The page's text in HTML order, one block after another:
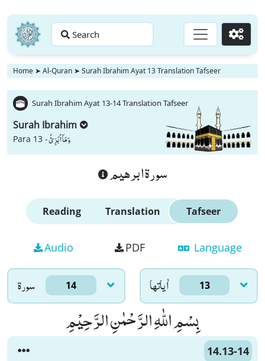
Search Go
Home ➤ Al-Quran ➤ Surah Ibrahim Ayat 13 Translation Tafseer
Surah Ibrahim Ayat 13-14 Translation Tafseer
Surah Ibrahim
Para 13 -وَ مَاۤ اُبَرِّئُ
سورة ابرهيم
Reading Translation Tafseer
Audio PDF Language
سورۃ 14 اٰياتها 13
بِسْمِ اللّٰهِ الرَّحْمٰنِ الرَّحِیْمِ
14.13-14